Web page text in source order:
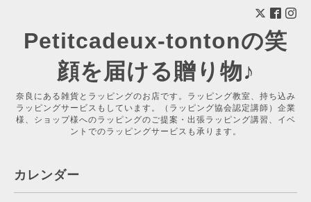
Petitcadeux-tontonの笑
顔を届ける贈り物♪
奈良にある雑貨とラッピングのお店です。ラッピング教室、持ち込み
ラッピングサービスもしています。（ラッピング協会認定講師）企業
様、ショップ様へのラッピングのご提案・出張ラッピング講習、イベ
ントでのラッピングサービスも承ります。
カレンダー